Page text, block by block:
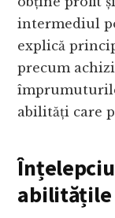
intermediul
explică
precum
abilități care
abilitățile